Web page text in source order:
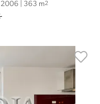
2006 | 363 m2